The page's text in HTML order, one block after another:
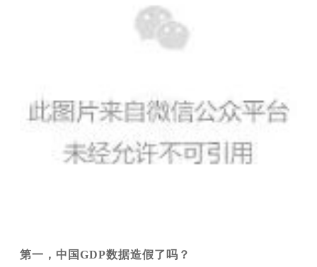
第一，中国GDP数据造假了吗？